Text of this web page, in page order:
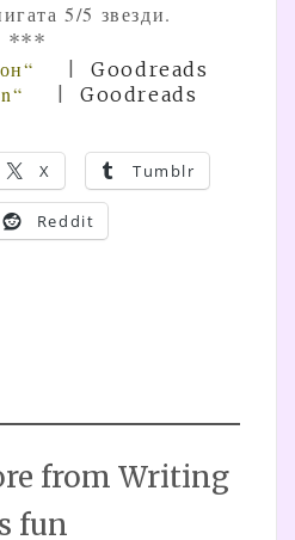
5/5 звезди.
***
|Goodreads
Goodreads
X Tumblr
Reddit
from Writing
fun